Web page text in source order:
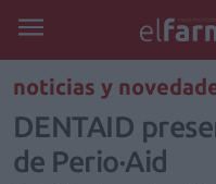
noticias y
DENTAID
de Perio·Aid